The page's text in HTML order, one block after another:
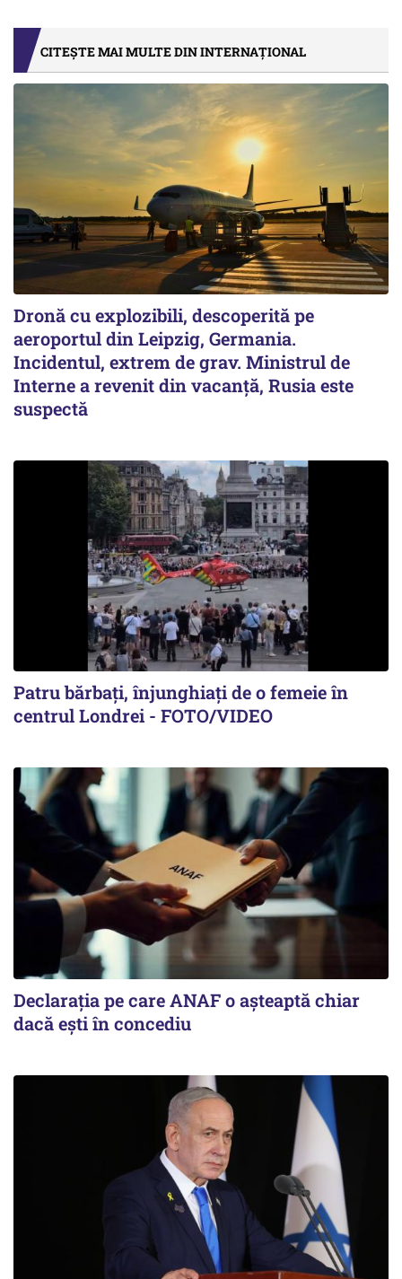
CITEȘTE MAI MULTE DIN INTERNAȚIONAL
Dronă cu explozibili, descoperită pe
aeroportul din Leipzig, Germania.
Incidentul, extrem de grav. Ministrul de
Interne a revenit din vacanță, Rusia este
suspectă
Patru bărbați, înjunghiați de o femeie în
centrul Londrei - FOTO/VIDEO
Declarația pe care ANAF o așteaptă chiar
dacă ești în concediu